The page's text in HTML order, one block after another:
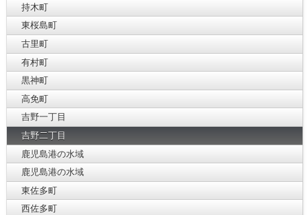
持木町
東桜島町
古里町
有村町
黒神町
高免町
吉野一丁目
吉野二丁目
鹿児島港の水域
鹿児島港の水域
東佐多町
西佐多町